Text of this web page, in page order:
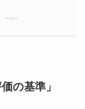
の基準」